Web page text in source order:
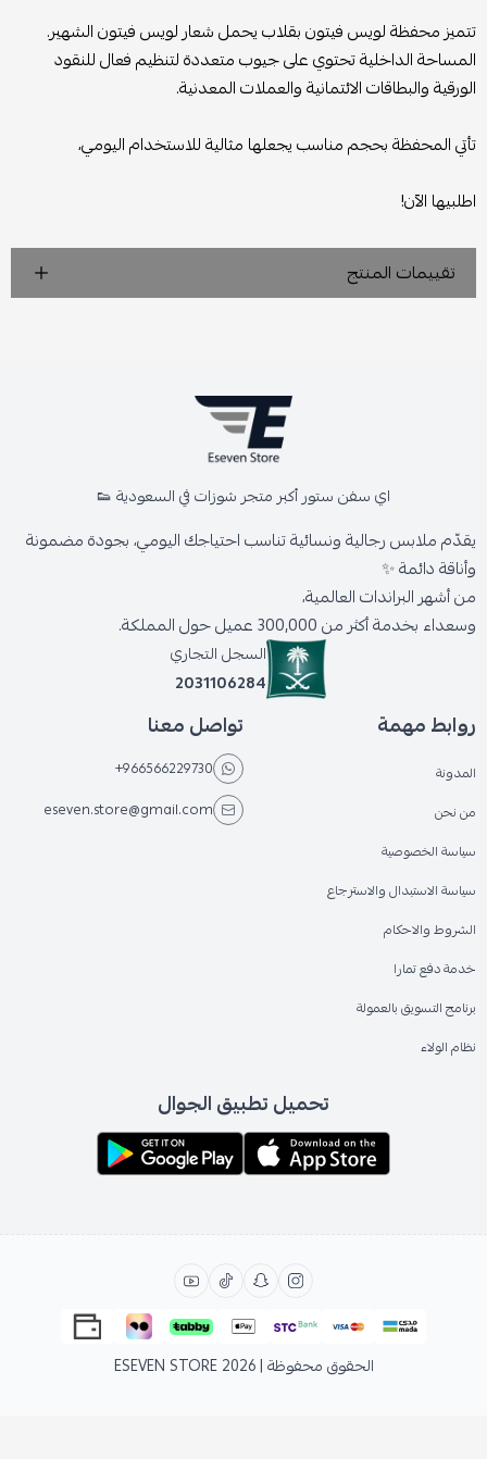
تتميز محفظة لويس فيتون بقلاب يحمل شعار لويس فيتون الشهير.
المساحة الداخلية تحتوي على جيوب متعددة لتنظيم فعال للنقود
الورقية والبطاقات الائتمانية والعملات المعدنية.
تأتي المحفظة بحجم مناسب يجعلها مثالية للاستخدام اليومي،
اطلبيها الآن!
تقييمات المنتج
اي سفن ستور أكبر متجر شوزات في السعودية 👟
يقدّم ملابس رجالية ونسائية تناسب احتياجك اليومي، بجودة مضمونة
وأناقة دائمة ✨
من أشهر البراندات العالمية،
وسعداء بخدمة أكثر من 300,000 عميل حول المملكة.
السجل التجاري
2031106284
روابط مهمة
المدونة
من نحن
سياسة الخصوصية
سياسة الاستبدال والاسترجاع
الشروط والاحكام
خدمة دفع تمارا
برنامج التسويق بالعمولة
نظام الولاء
تواصل معنا
+966566229730
eseven.store@gmail.com
تحميل تطبيق الجوال
الحقوق محفوظة | 2026 ESEVEN STORE